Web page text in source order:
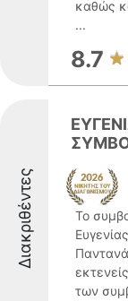
καθώς
...
8.7
Διακριθέντες
Το
των